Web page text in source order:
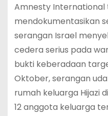
Amnesty International
mendokumentasikan
serangan Israel
cedera serius pada
bukti keberadaan
Oktober, serangan
rumah keluarga Hijazi
12 anggota keluarga